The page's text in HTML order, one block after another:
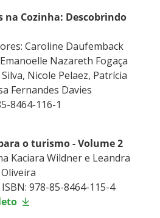
na Cozinha: Descobrindo
Caroline Daufemback
Nazareth Fogaça
Nicole Pelaez, Patrícia
Fernandes Davies
8464-116-1
o turismo - Volume 2
Kaciara Wildner e Leandra
978-85-8464-115-4